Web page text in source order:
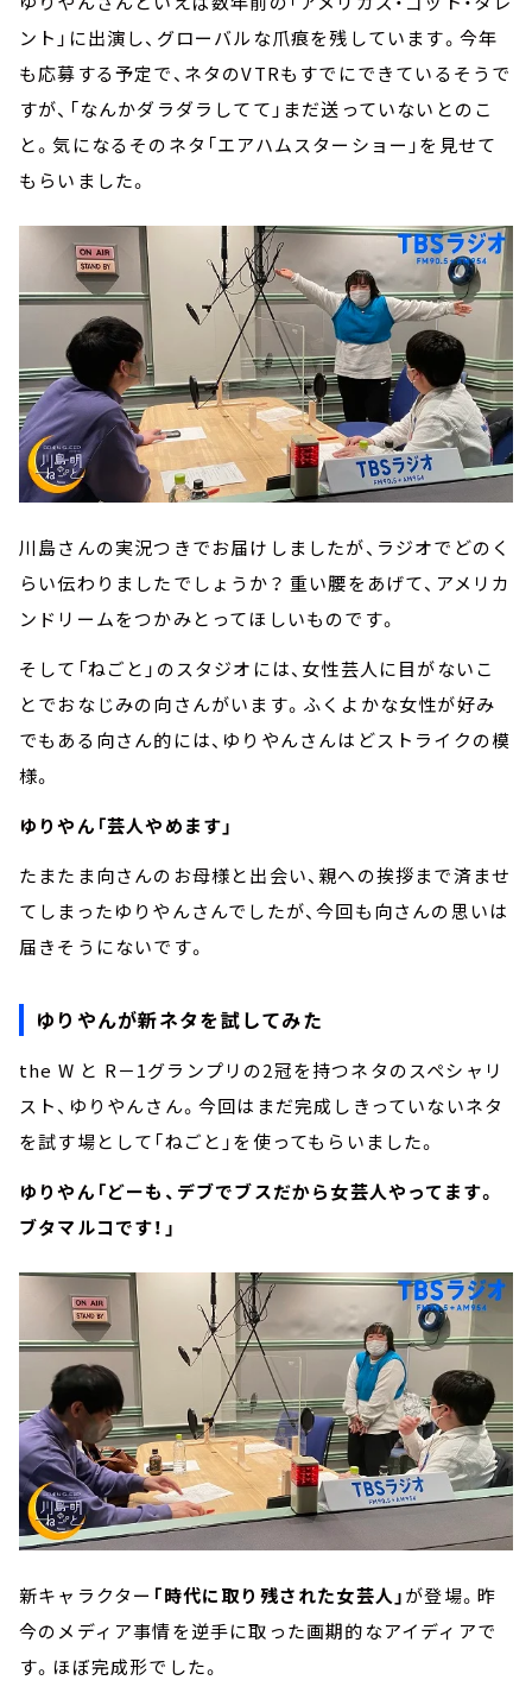
ント」に出演し、グローバルな爪痕を残しています。今年
も応募する予定で、ネタのVTRもすでにできているそうで
すが、「なんかダラダラしてて」まだ送っていないとのこ
と。気になるそのネタ「エアハムスターショー」を見せて
もらいました。
川島さんの実況つきでお届けしましたが、ラジオでどのく
らい伝わりましたでしょうか？ 重い腰をあげて、アメリカ
ンドリームをつかみとってほしいものです。
そして「ねごと」のスタジオには、女性芸人に目がないこ
とでおなじみの向さんがいます。ふくよかな女性が好み
でもある向さん的には、ゆりやんさんはどストライクの模
様。
ゆりやん「芸人やめます」
たまたま向さんのお母様と出会い、親への挨拶まで済ませ
てしまったゆりやんさんでしたが、今回も向さんの思いは
届きそうにないです。
ゆりやんが新ネタを試してみた
the W と R－1グランプリの2冠を持つネタのスペシャリ
スト、ゆりやんさん。今回はまだ完成しきっていないネタ
を試す場として「ねごと」を使ってもらいました。
ゆりやん「どーも、デブでブスだから女芸人やってます。
ブタマルコです！」
新キャラクター 「時代に取り残された女芸人」が登場。昨
今のメディア事情を逆手に取った画期的なアイディアで
す。ほぼ完成形でした。